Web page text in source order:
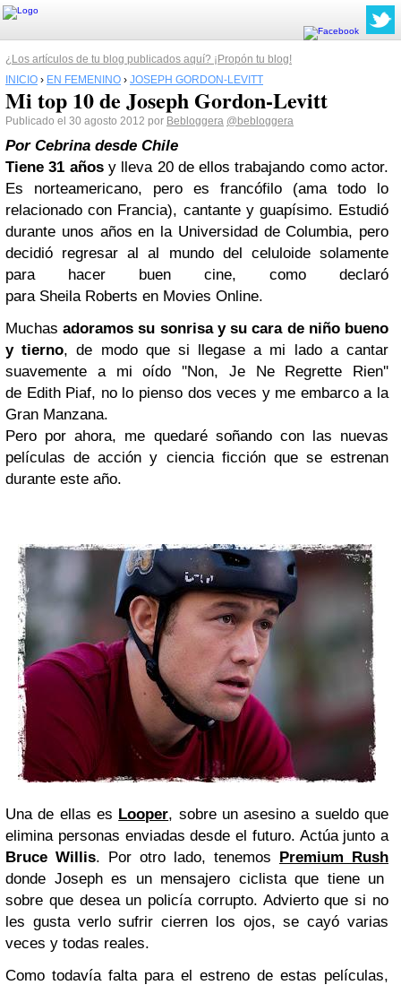
¿Los artículos de tu blog publicados aquí? ¡Propón tu blog!
INICIO › EN FEMENINO › JOSEPH GORDON-LEVITT
Mi top 10 de Joseph Gordon-Levitt
Publicado el 30 agosto 2012 por Bebloggera @bebloggera
Por Cebrina desde Chile
Tiene 31 añosy lleva 20 de ellos trabajando como actor.
Es norteamericano, pero es francófilo (ama todo lo
relacionado con Francia), cantante y guapísimo. Estudió
durante unos años en la Universidad de Columbia, pero
decidió regresar al al mundo del celuloide solamente
para hacer buen cine, como declaró
para Sheila Roberts en Movies Online.
Muchasadoramos su sonrisa y su cara de niño bueno
y tierno, de modo que si llegase a mi lado a cantar
suavemente a mi oído ''Non, Je Ne Regrette Rien''
de Edith Piaf, no lo pienso dos veces y me embarco a la
Gran Manzana.
Pero por ahora, me quedaré soñando con las nuevas
películas de acción y ciencia ficción que se estrenan
durante este año.
Una de ellas es Looper, sobre un asesino a sueldo que
elimina personas enviadas desde el futuro. Actúa junto a
Bruce Willis. Por otro lado, tenemos Premium Rush
donde Joseph es un mensajero ciclista que tiene un
sobre que desea un policía corrupto. Advierto que si no
les gusta verlo sufrir cierren los ojos, se cayó varias
veces y todas reales.
Como todavía falta para el estreno de estas películas,